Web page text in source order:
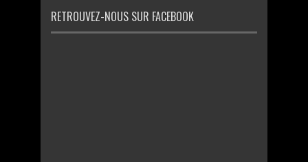
RETROUVEZ-NOUS SUR FACEBOOK